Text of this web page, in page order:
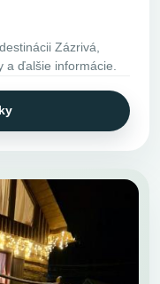
Zázrivá,
a ďalšie informácie.